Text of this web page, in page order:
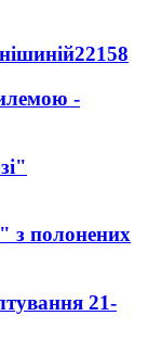
22158
-
з полонених
21-